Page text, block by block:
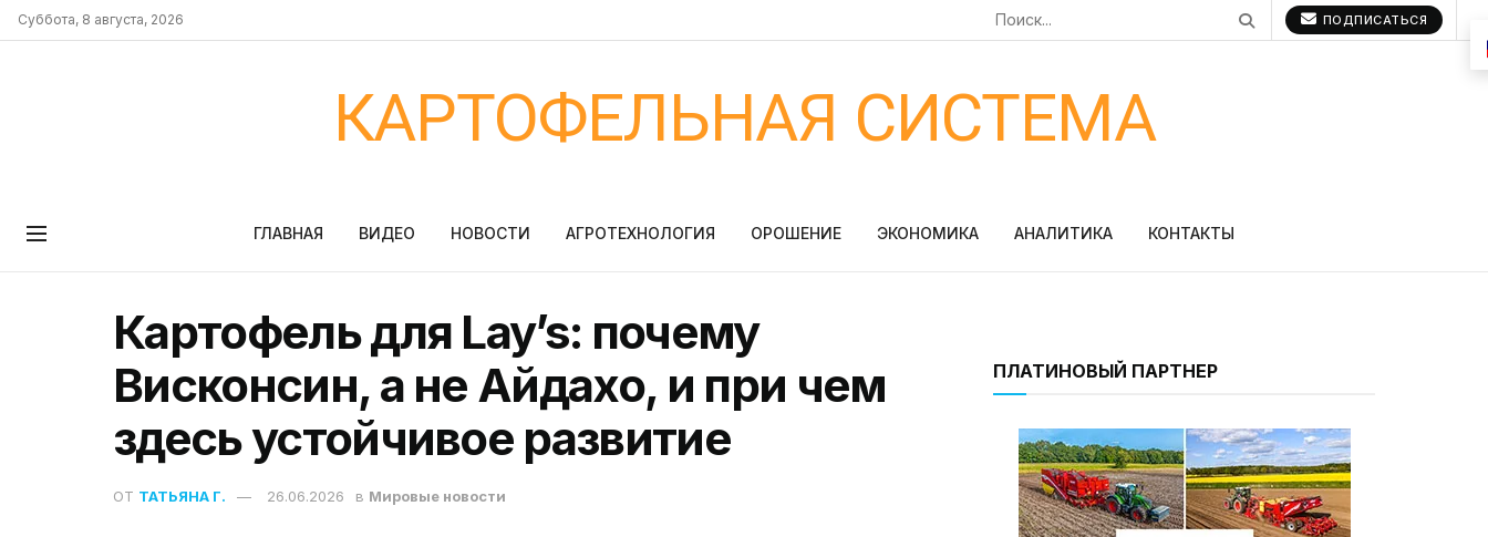
Суббота, 8 августа, 2026 ПОДПИСАТЬСЯ
КАРТОФЕЛЬНАЯ СИСТЕМА
ГЛАВНАЯ ВИДЕО НОВОСТИ АГРОТЕХНОЛОГИЯ ОРОШЕНИЕ ЭКОНОМИКА АНАЛИТИКА КОНТАКТЫ
Картофель для Lay’s: почему
Висконсин, а не Айдахо, и при чем
здесь устойчивое развитие
ОТ ТАТЬЯНА Г. 26.06.2026 в Мировые новости
ПЛАТИНОВЫЙ ПАРТНЕР